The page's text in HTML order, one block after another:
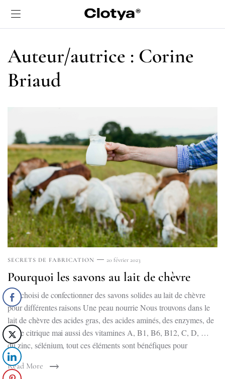
Auteur/autrice : Corine
Briaud
SECRETS DE FABRICATION 20 février 2023
Pourquoi les savons au lait de chèvre
J’ai choisi de confectionner des savons solides au lait de chèvre
pour différentes raisons Une peau nourrie Nous trouvons dans le
lait de chèvre des acides gras, des acides aminés, des enzymes, de
acide citrique mai aussi des vitamines A, B1, B6, B12, C, D, …
du zinc, sélénium, tout ces éléments sont bénéfiques pour
Read More